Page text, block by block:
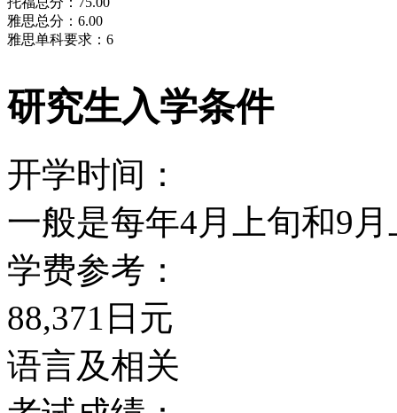
雅思总分：6.00
雅思单科要求：6
研究生入学条件
开学时间：
一般是每年4月上旬和9
学费参考：
88,371日元
语言及相关